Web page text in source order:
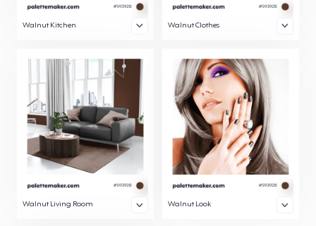
Walnut Kitchen Walnut Clothes
Walnut Living Room Walnut Look